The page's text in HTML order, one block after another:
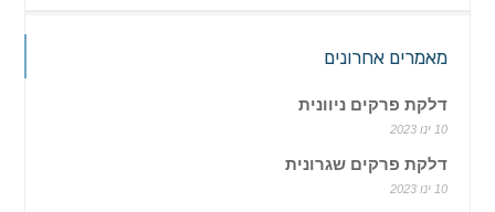
מאמרים אחרונים
דלקת פרקים ניוונית
10 ינו 2023
דלקת פרקים שגרונית
10 ינו 2023